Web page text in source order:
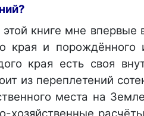
книге мне впервые
края и порождённого
края есть своя
из переплетений
места на
хозяйственные